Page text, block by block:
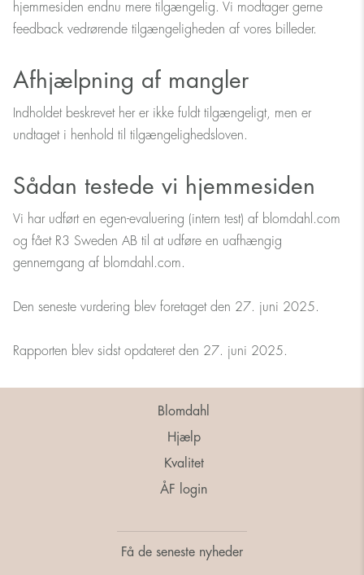
hjemmesiden endnu mere tilgængelig. Vi modtager gerne
feedback vedrørende tilgængeligheden af vores billeder.
Afhjælpning af mangler
Indholdet beskrevet her er ikke fuldt tilgængeligt, men er
undtaget i henhold til tilgængelighedsloven.
Sådan testede vi hjemmesiden
Vi har udført en egen-evaluering (intern test) af blomdahl.com
og fået R3 Sweden AB til at udføre en uafhængig
gennemgang af blomdahl.com.
Den seneste vurdering blev foretaget den 27. juni 2025.
Rapporten blev sidst opdateret den 27. juni 2025.
Blomdahl
Hjælp
Kvalitet
ÅF login
Få de seneste nyheder